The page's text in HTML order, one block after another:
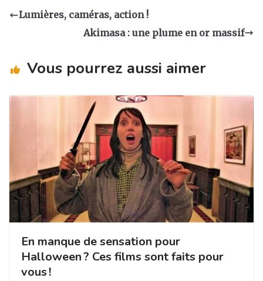
a
m
e
o
e
dI
g
er
Lumières, caméras, action !
Akimasa : une plume en or massif
Vous pourrez aussi aimer
En manque de sensation pour
Halloween ? Ces films sont faits pour
vous !